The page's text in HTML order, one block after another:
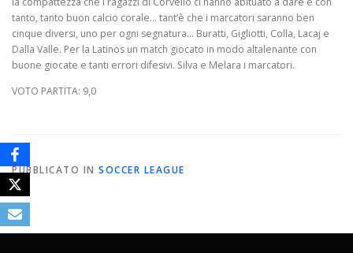
tanto, tanto buon calcio corale… tant’è che i marcatori saranno ben
cinque diversi, uno per ogni segnatura… Buratti, Gigliotti, Colla, Lacaj e
Dalla Valle. Per la Latinos un match giocato in modo altalenante con
buone giocate e tanti errori difesivi. Silva e Melara i marcatori.
VOTO PARTITA: 9,0
PUBBLICATO IN SOCCER LEAGUE